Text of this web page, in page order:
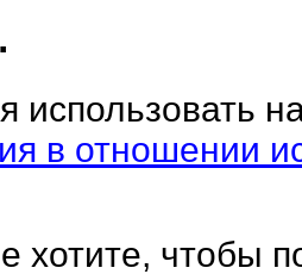
использовать
в отношении
хотите, чтобы